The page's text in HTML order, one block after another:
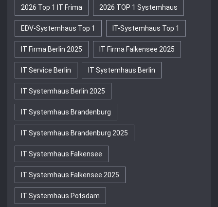
2026 Top 1 IT Frima 2026 TOP 1 Systemhaus
EDV-Systemhaus Top 1 IT-Systemhaus Top 1
IT Firma Berlin 2025 IT Firma Falkensee 2025
IT Service Berlin IT Systemhaus Berlin
IT Systemhaus Berlin 2025
IT Systemhaus Brandenburg
IT Systemhaus Brandenburg 2025
IT Systemhaus Falkensee
IT Systemhaus Falkensee 2025
IT Systemhaus Potsdam